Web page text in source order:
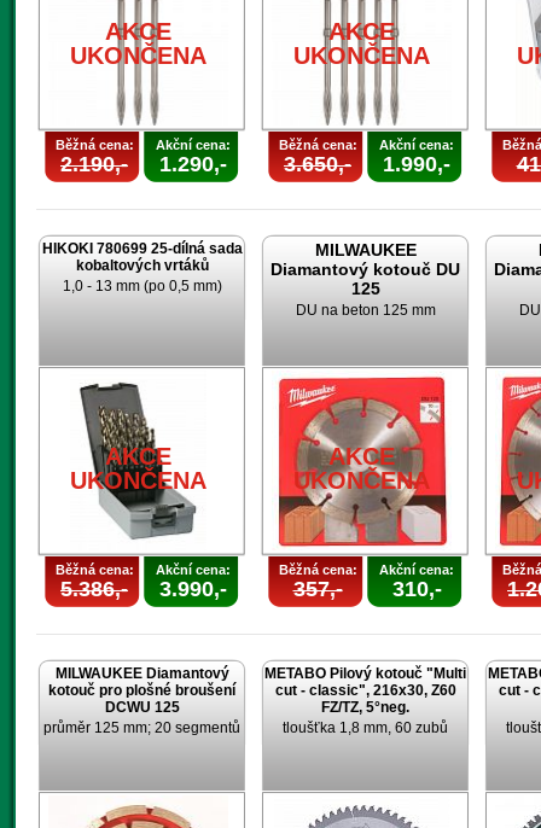
AKCE
UKONČENA
Běžná cena:
2.190,-
Akční cena:
1.290,-
AKCE
UKONČENA
Běžná cena:
3.650,-
Akční cena:
1.990,-
HIKOKI 780699 25-dílná sada
kobaltových vrtáků
1,0 - 13 mm (po 0,5 mm)
AKCE
UKONČENA
Běžná cena:
5.386,-
Akční cena:
3.990,-
MILWAUKEE
Diamantový kotouč DU
125
DU na beton 125 mm
AKCE
UKONČENA
Běžná cena:
357,-
Akční cena:
310,-
MILWAUKEE Diamantový
kotouč pro plošné broušení
DCWU 125
průměr 125 mm; 20 segmentů
METABO Pilový kotouč "Multi
cut - classic", 216x30, Z60
FZ/TZ, 5°neg.
tloušťka 1,8 mm, 60 zubů
cut -